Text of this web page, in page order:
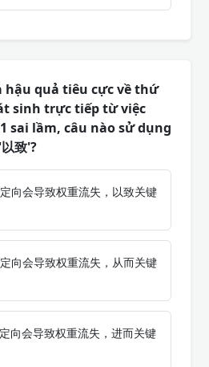
hậu quả tiêu cực về thứ
sinh trực tiếp từ việc
sai lầm, câu nào sử dụng
致'?
向会导致权重流失，以致关键
向会导致权重流失，从而关键
向会导致权重流失，进而关键